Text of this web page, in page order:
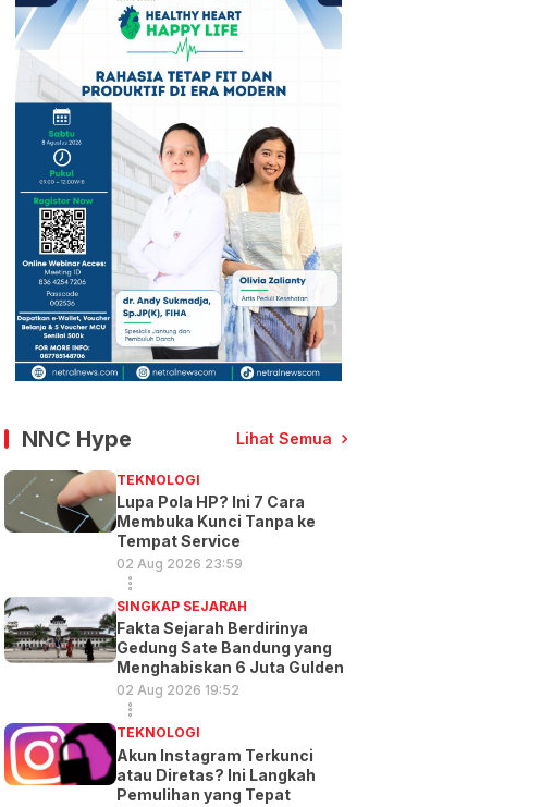
NNC Hype Lihat Semua
TEKNOLOGI
Lupa Pola HP? Ini 7 Cara
Membuka Kunci Tanpa ke
Tempat Service
02 Aug 2026 23:59
SINGKAP SEJARAH
Fakta Sejarah Berdirinya
Gedung Sate Bandung yang
Menghabiskan 6 Juta Gulden
02 Aug 2026 19:52
TEKNOLOGI
Akun Instagram Terkunci
atau Diretas? Ini Langkah
Pemulihan yang Tepat